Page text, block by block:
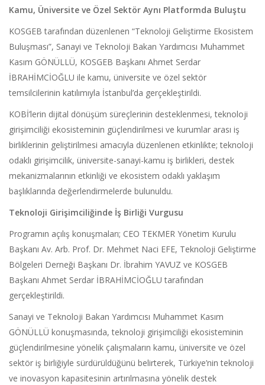
Kamu, Üniversite ve Özel Sektör Aynı Platformda Buluştu
KOSGEB tarafından düzenlenen “Teknoloji Geliştirme Ekosistem
Buluşması”, Sanayi ve Teknoloji Bakan Yardımcısı Muhammet
Kasım GÖNÜLLÜ, KOSGEB Başkanı Ahmet Serdar
İBRAHİMCİOĞLU ile kamu, üniversite ve özel sektör
temsilcilerinin katılımıyla İstanbul’da gerçekleştirildi.
KOBİ’lerin dijital dönüşüm süreçlerinin desteklenmesi, teknoloji
girişimciliği ekosisteminin güçlendirilmesi ve kurumlar arası iş
birliklerinin geliştirilmesi amacıyla düzenlenen etkinlikte; teknoloji
odaklı girişimcilik, üniversite-sanayi-kamu iş birlikleri, destek
mekanizmalarının etkinliği ve ekosistem odaklı yaklaşım
başlıklarında değerlendirmelerde bulunuldu.
Teknoloji Girişimciliğinde İş Birliği Vurgusu
Programın açılış konuşmaları; CEO TEKMER Yönetim Kurulu
Başkanı Av. Arb. Prof. Dr. Mehmet Naci EFE, Teknoloji Geliştirme
Bölgeleri Derneği Başkanı Dr. İbrahim YAVUZ ve KOSGEB
Başkanı Ahmet Serdar İBRAHİMCİOĞLU tarafından
gerçekleştirildi.
Sanayi ve Teknoloji Bakan Yardımcısı Muhammet Kasım
GÖNÜLLÜ konuşmasında, teknoloji girişimciliği ekosisteminin
güçlendirilmesine yönelik çalışmaların kamu, üniversite ve özel
sektör iş birliğiyle sürdürüldüğünü belirterek, Türkiye’nin teknoloji
ve inovasyon kapasitesinin artırılmasına yönelik destek